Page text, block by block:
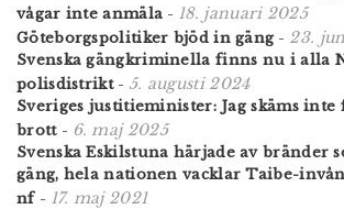
vågar inte anmäla - 18. januari 2025
Göteborgspolitiker bjöd in gäng- 23.
Svenska gängkriminella finns nu i alla
polisdistrikt- 5. augusti 2024
Sveriges justitieminister: Jag skäms
brott- 6. maj 2025
Svenska Eskilstuna härjade av bränder
gäng, hela nationen vacklar Taibe-
nf- 17. maj 2021